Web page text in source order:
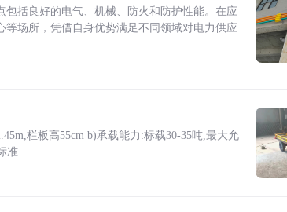
括良好的电气、机械、防火和防护性能。在应
场所，凭借自身优势满足不同领域对电力供应
栏板高55cm b)承载能力:标载30-35吨,最大允
准